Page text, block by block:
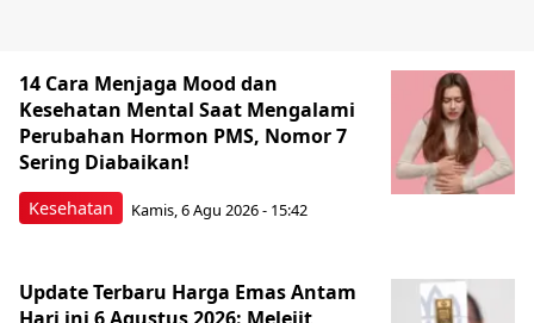
Kesehatan
14 Cara Menjaga Mood dan
Kesehatan Mental Saat Mengalami
Perubahan Hormon PMS, Nomor 7
Sering Diabaikan!
Kamis, 6 Agu 2026 - 15:42
Update Terbaru Harga Emas Antam